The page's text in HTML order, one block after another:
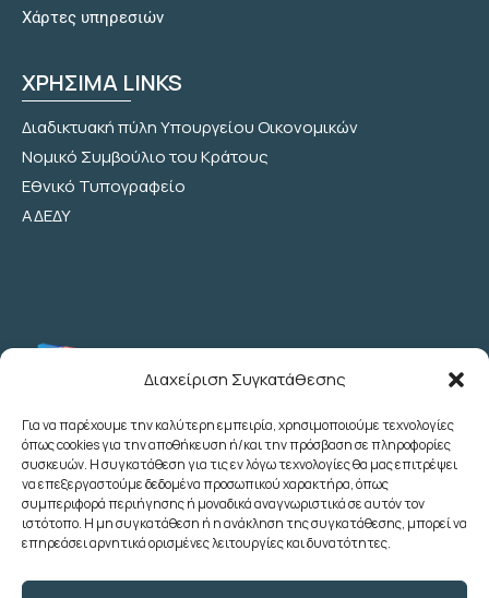
Διαχείριση Συγκατάθεσης
Για να παρέχουμε την καλύτερη εμπειρία, χρησιμοποιούμε τεχνολογίες
όπως cookies για την αποθήκευση ή/και την πρόσβαση σε πληροφορίες
συσκευών. Η συγκατάθεση για τις εν λόγω τεχνολογίες θα μας επιτρέψει
να επεξεργαστούμε δεδομένα προσωπικού χαρακτήρα, όπως
συμπεριφορά περιήγησης ή μοναδικά αναγνωριστικά σε αυτόν τον
ιστότοπο. Η μη συγκατάθεση ή η ανάκληση της συγκατάθεσης, μπορεί να
επηρεάσει αρνητικά ορισμένες λειτουργίες και δυνατότητες.
Χάρτες υπηρεσιών
ΧΡΗΣΙΜΑ LINKS
Διαδικτυακή πύλη Υπουργείου Οικονομικών
Νομικό Συμβούλιο του Κράτους
Εθνικό Τυπογραφείο
ΑΔΕΔΥ
Λεωχάρους 2 - 6ος Όροφος - Αθήνα
(+30) 210 3622707
(+30) 2103633260
(+30) 2103622783